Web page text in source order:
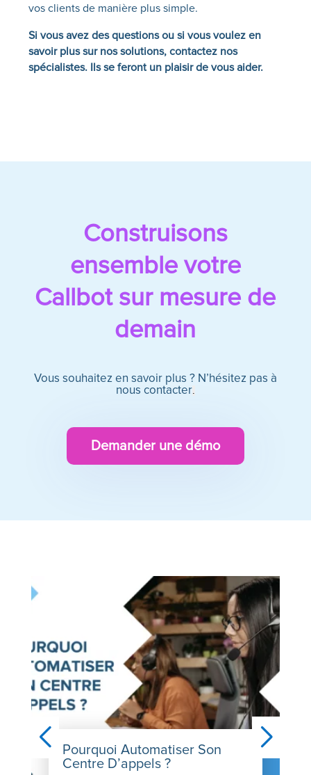
vos clients de manière plus simple.
Si vous avez des questions ou si vous voulez en
savoir plus sur nos solutions, contactez nos
spécialistes. Ils se feront un plaisir de vous aider.
Construisons
ensemble votre
Callbot sur mesure de
demain
Vous souhaitez en savoir plus ? N’hésitez pas à
nous contacter.
Demander une démo
Pourquoi Automatiser Son
Centre D’appels ?